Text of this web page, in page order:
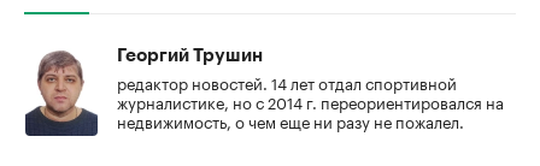
Георгий Трушин
редактор новостей. 14 лет отдал спортивной
журналистике, но с 2014 г. переориентировался на
недвижимость, о чем еще ни разу не пожалел.